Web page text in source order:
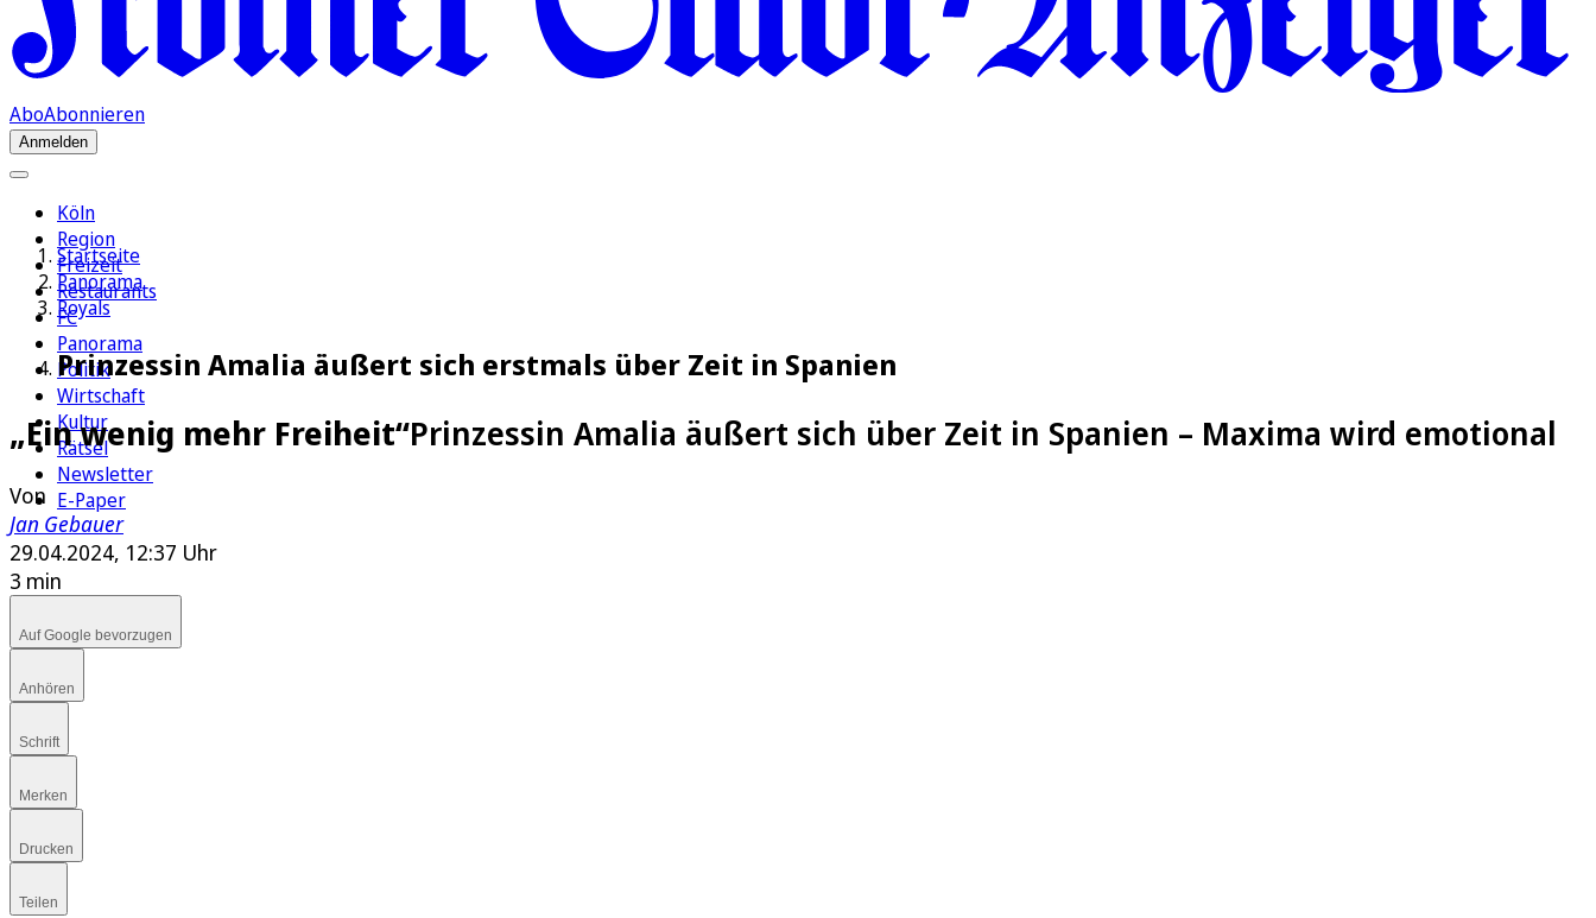
AboAbonnieren
Anmelden
Köln
Region
Freizeit
Restaurants
FC
Panorama
Politik
Wirtschaft
Kultur
Rätsel
Newsletter
E-Paper
Startseite
Panorama
Royals
Prinzessin Amalia äußert sich erstmals über Zeit in Spanien
„Ein wenig mehr Freiheit“Prinzessin Amalia äußert sich über Zeit in Spanien – Maxima wird emotional
Von
Jan Gebauer
29.04.2024, 12:37 Uhr
3 min
Auf Google bevorzugen
Anhören
Schrift
Merken
Drucken
Teilen